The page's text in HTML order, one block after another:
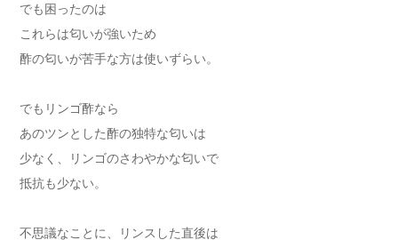
でも困ったのは
これらは匂いが強いため
酢の匂いが苦手な方は使いずらい。
でもリンゴ酢なら
あのツンとした酢の独特な匂いは
少なく、リンゴのさわやかな匂いで
抵抗も少ない。
不思議なことに、リンスした直後は